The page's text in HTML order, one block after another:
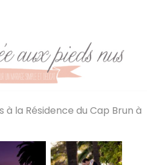
à la Résidence du Cap Brun à